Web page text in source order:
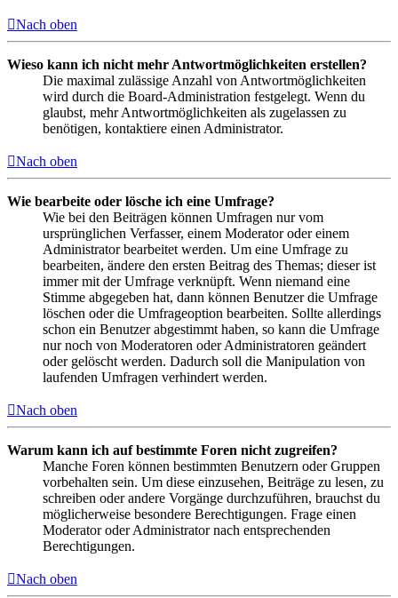
Nach oben
Wieso kann ich nicht mehr Antwortmöglichkeiten erstellen?
Die maximal zulässige Anzahl von Antwortmöglichkeiten
wird durch die Board-Administration festgelegt. Wenn du
glaubst, mehr Antwortmöglichkeiten als zugelassen zu
benötigen, kontaktiere einen Administrator.
Nach oben
Wie bearbeite oder lösche ich eine Umfrage?
Wie bei den Beiträgen können Umfragen nur vom
ursprünglichen Verfasser, einem Moderator oder einem
Administrator bearbeitet werden. Um eine Umfrage zu
bearbeiten, ändere den ersten Beitrag des Themas; dieser ist
immer mit der Umfrage verknüpft. Wenn niemand eine
Stimme abgegeben hat, dann können Benutzer die Umfrage
löschen oder die Umfrageoption bearbeiten. Sollte allerdings
schon ein Benutzer abgestimmt haben, so kann die Umfrage
nur noch von Moderatoren oder Administratoren geändert
oder gelöscht werden. Dadurch soll die Manipulation von
laufenden Umfragen verhindert werden.
Nach oben
Warum kann ich auf bestimmte Foren nicht zugreifen?
Manche Foren können bestimmten Benutzern oder Gruppen
vorbehalten sein. Um diese einzusehen, Beiträge zu lesen, zu
schreiben oder andere Vorgänge durchzuführen, brauchst du
möglicherweise besondere Berechtigungen. Frage einen
Moderator oder Administrator nach entsprechenden
Berechtigungen.
Nach oben